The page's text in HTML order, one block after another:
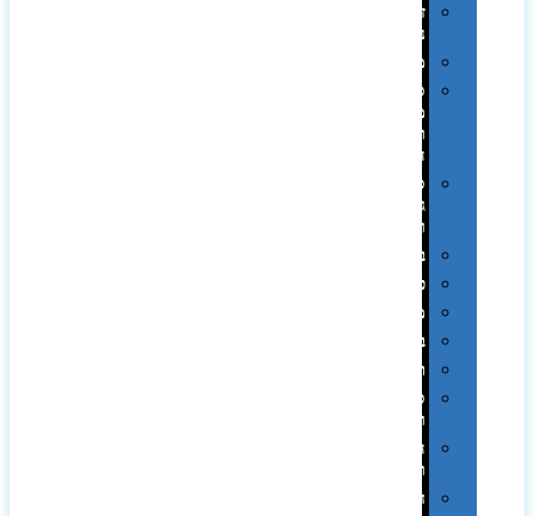
זכרונות
ניידים
מפצלים
סביבת
מחשב
וציוד
היקפי
סוללות
גיבוי
ומטענים
ביגוד
כובעים
מגבות
בקבוקים
תרמי
ספלים
וכוסות
הוקרה
ואומנות
חגים